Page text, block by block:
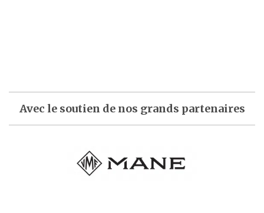
Avec le soutien de nos grands partenaires